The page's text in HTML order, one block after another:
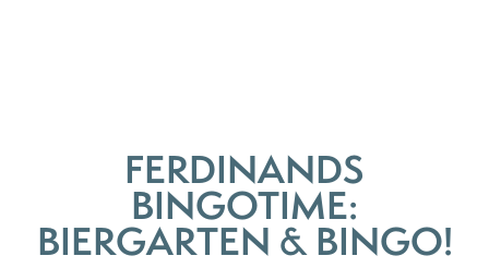
FERDINANDS
BINGOTIME:
BIERGARTEN & BINGO!